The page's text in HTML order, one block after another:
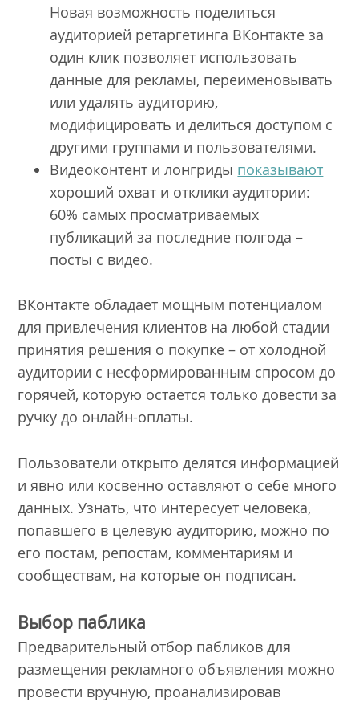
Новая возможность поделиться
аудиторией ретаргетинга ВКонтакте за
один клик позволяет использовать
данные для рекламы, переименовывать
или удалять аудиторию,
модифицировать и делиться доступом с
другими группами и пользователями.
Видеоконтент и лонгриды показывают
хороший охват и отклики аудитории:
60% самых просматриваемых
публикаций за последние полгода –
посты с видео.
ВКонтакте обладает мощным потенциалом
для привлечения клиентов на любой стадии
принятия решения о покупке – от холодной
аудитории с несформированным спросом до
горячей, которую остается только довести за
ручку до онлайн-оплаты.
Пользователи открыто делятся информацией
и явно или косвенно оставляют о себе много
данных. Узнать, что интересует человека,
попавшего в целевую аудиторию, можно по
его постам, репостам, комментариям и
сообществам, на которые он подписан.
Выбор паблика
Предварительный отбор пабликов для
размещения рекламного объявления можно
провести вручную, проанализировав